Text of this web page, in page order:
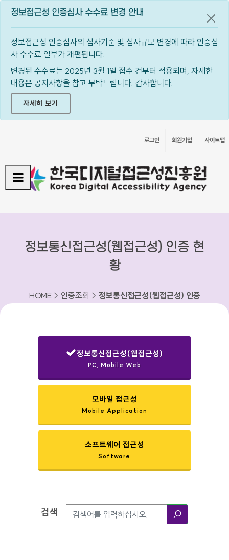
정보접근성 인증심사 수수료 변경 안내
정보접근성 인증심사의 심사기준 및 심사규모 변경에 따라 인증심
사 수수료 일부가 개편됩니다.
변경된 수수료는 2025년 3월 1일 접수 건부터 적용되며, 자세한
내용은 공지사항을 참고 부탁드립니다. 감사합니다.
자세히 보기
공지
로그인 회원가입 사이트맵
정보통신접근성(웹접근성) 인증 현
황
HOME > 인증조회 > 정보통신접근성(웹접근성) 인증
정보통신접근성(웹접근성)
PC, Mobile Web
모바일 접근성
Mobile Application
소프트웨어 접근성
Software
검색옵션
검색